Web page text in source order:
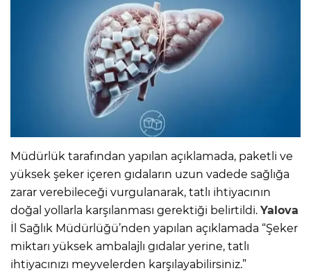
Müdürlük tarafından yapılan açıklamada, paketli ve
yüksek şeker içeren gıdaların uzun vadede sağlığa
zarar verebileceği vurgulanarak, tatlı ihtiyacının
doğal yollarla karşılanması gerektiği belirtildi. Yalova
İl Sağlık Müdürlüğü’nden yapılan açıklamada “Şeker
miktarı yüksek ambalajlı gıdalar yerine, tatlı
ihtiyacınızı meyvelerden karşılayabilirsiniz.”